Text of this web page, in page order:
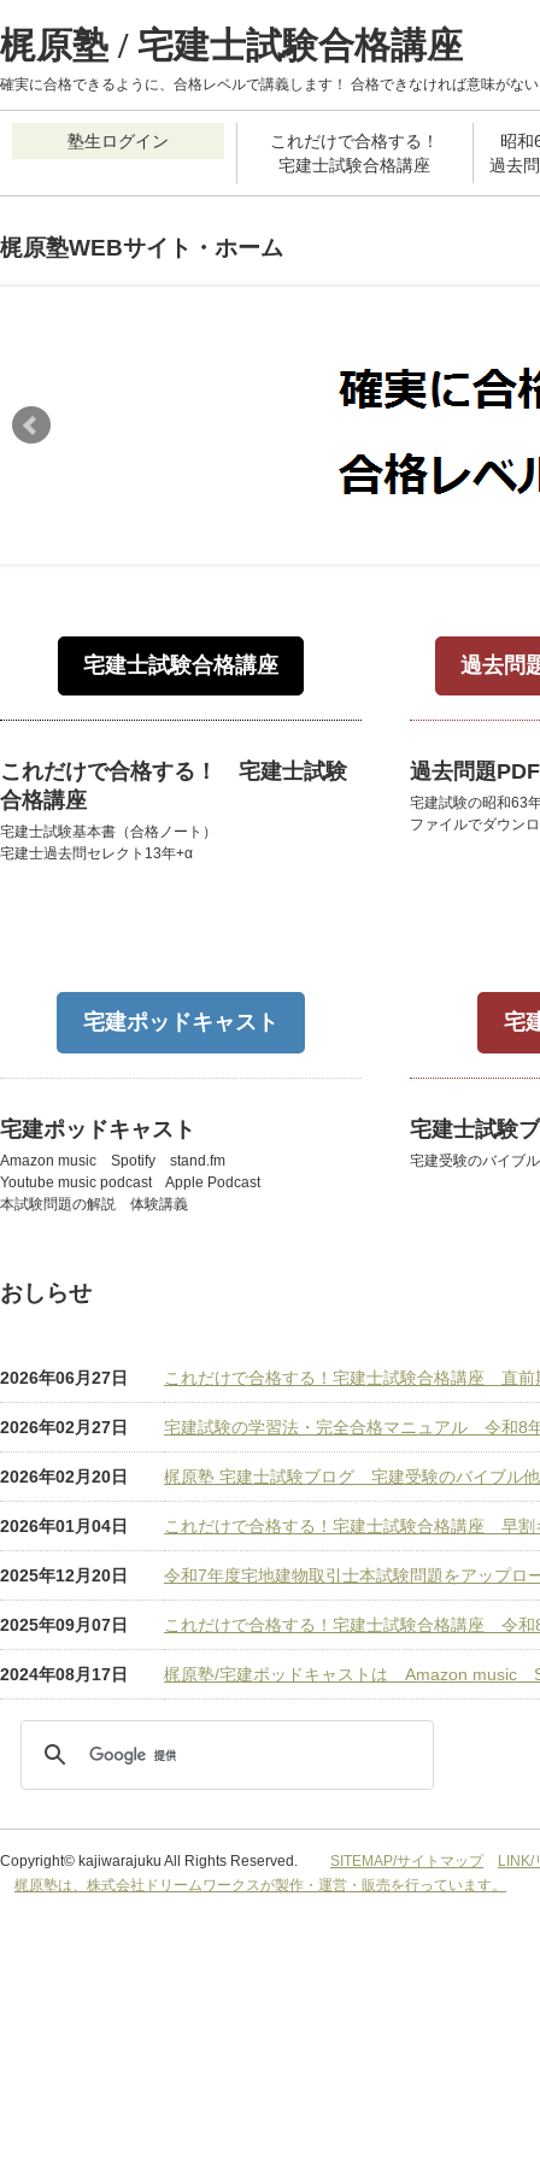
梶原塾 / 宅建士試験合格講座
確実に合格できるように、合格レベルで講義します！ 合格できなければ意味がな
塾生ログイン
これだけで合格する！
宅建士試験合格講座
昭和
過去
梶原塾WEBサイト・ホーム
宅建士試験合格講座
これだけで合格する！ 宅建士試験
合格講座
宅建士試験基本書（合格ノート）
宅建士過去問セレクト13年+α
過去問
過去問題
宅建試験の昭和63
ファイルでダウン
宅建ポッドキャスト
宅建ポッドキャスト
Amazon music Spotify stand.fm
Youtube music podcast Apple Podcast
本試験問題の解説 体験講義
宅
宅建士試験
宅建受験のバイブ
おしらせ
2026年06月27日 これだけで合格する！宅建士試験合格講座 直
2026年02月27日 宅建試験の学習法・完全合格マニュアル 令和8
2026年02月20日 梶原塾 宅建士試験ブログ 宅建受験のバイブル
2026年01月04日 これだけで合格する！宅建士試験合格講座 早割
2025年12月20日 令和7年度宅地建物取引士本試験問題をアップロ
2025年09月07日 これだけで合格する！宅建士試験合格講座 令
2024年08月17日 梶原塾/宅建ポッドキャストは Amazon
Copyright© kajiwarajuku All Rights Reserved. SITEMAP/サイトマップ
LINK/
梶原塾は、株式会社ドリームワークスが製作・運営・販売を行っています。